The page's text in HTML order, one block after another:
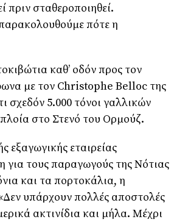
πριν σταθεροποιηθεί.
πότε η
καθ’ οδόν προς τον
με τον Christophe Belloc της
σχεδόν 5.000 τόνοι γαλλικών
στο Στενό του Ορμούζ.
εξαγωγικής εταιρείας
για τους παραγωγούς της Νότιας
και τα πορτοκάλια, η
υπάρχουν πολλές αποστολές
ακτινίδια και μήλα. Μέχρι